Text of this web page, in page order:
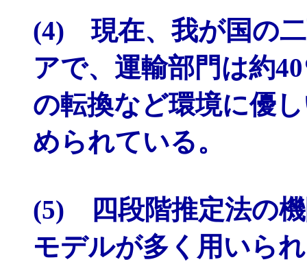
(4) 現在、我が国の
アで、運輸部門は約
の転換など環境に優
められている。
(5) 四段階推定法の
モデルが多く用いら